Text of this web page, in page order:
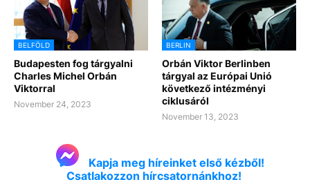
BELFÖLD
Budapesten fog tárgyalni
Charles Michel Orbán
Viktorral
November 24, 2023
BERLIN
Orbán Viktor Berlinben
tárgyal az Európai Unió
következő intézményi
ciklusáról
November 13, 2023
Kapja meg híreinket első kézből!
Csatlakozzon hírcsatornánkhoz!